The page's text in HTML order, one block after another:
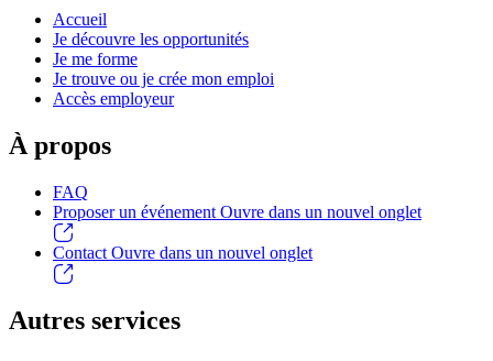
Accueil
Je découvre les opportunités
Je me forme
Je trouve ou je crée mon emploi
Accès employeur
À propos
FAQ
Proposer un événement Ouvre dans un nouvel onglet
Contact Ouvre dans un nouvel onglet
Autres services